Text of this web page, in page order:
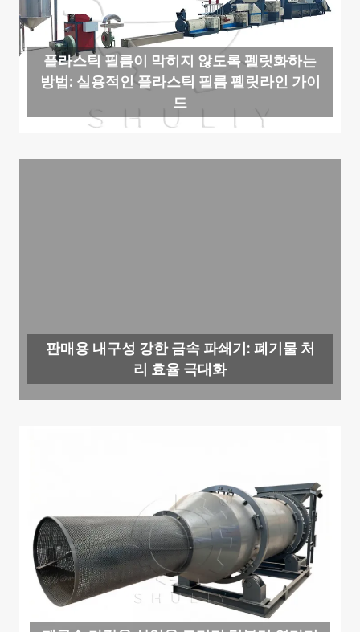
플라스틱 필름이 막히지 않도록 펠릿화하는
방법: 실용적인 플라스틱 필름 펠릿라인 가이
드
판매용 내구성 강한 금속 파쇄기: 폐기물 처
리 효율 극대화